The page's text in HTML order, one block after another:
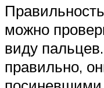
можно
виду
правильно,